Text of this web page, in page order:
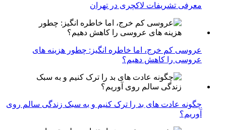
معرفی تشریفات لاکچری در تهران
عروسی کم خرج، اما خاطره انگیز: چطور هزینه های
عروسی را کاهش دهیم؟
چگونه عادت‌ های بد را ترک کنیم و به سبک زندگی سالم روی
آوریم؟